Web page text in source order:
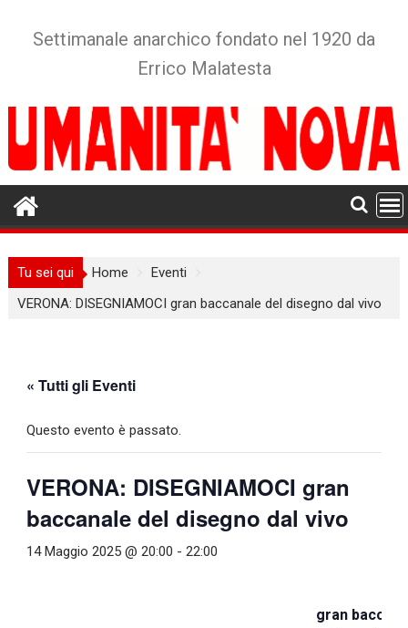
Settimanale anarchico fondato nel 1920 da
Errico Malatesta
Tu sei qui Home
Eventi
VERONA: DISEGNIAMOCI gran baccanale del disegno dal vivo
« Tutti gli Eventi
Questo evento è passato.
VERONA: DISEGNIAMOCI gran
baccanale del disegno dal vivo
14 Maggio 2025 @ 20:00 -22:00
gran